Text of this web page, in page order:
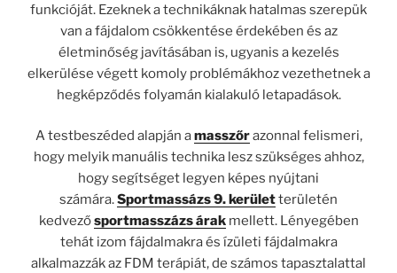
funkcióját. Ezeknek a technikáknak hatalmas szerepük
van a fájdalom csökkentése érdekében és az
életminőség javításában is, ugyanis a kezelés
elkerülése végett komoly problémákhoz vezethetnek a
hegképződés folyamán kialakuló letapadások.
A testbeszéded alapján amasszőrazonnal felismeri,
hogy melyik manuális technika lesz szükséges ahhoz,
hogy segítséget legyen képes nyújtani
számára.Sportmassázs 9. kerületterületén
kedvezősportmasszázs árakmellett. Lényegében
tehát izom fájdalmakra és ízületi fájdalmakra
alkalmazzák az FDM terápiát, de számos tapasztalattal